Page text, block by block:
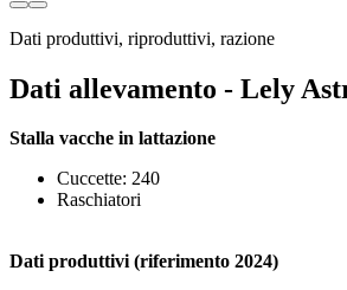
Dati produttivi, riproduttivi, razione
Dati allevamento - Lely
Stalla vacche in lattazione
Cuccette: 240
Raschiatori
Dati produttivi (riferimento 2024)